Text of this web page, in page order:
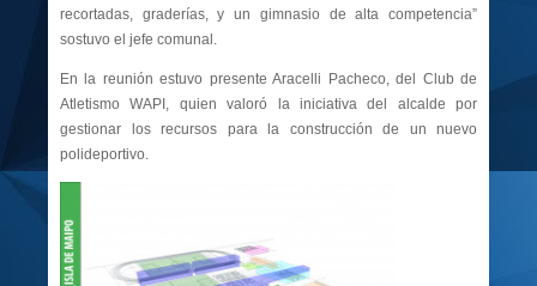
recortadas, graderías, y un gimnasio de alta competencia”
sostuvo el jefe comunal.
En la reunión estuvo presente Aracelli Pacheco, del Club de
Atletismo WAPI, quien valoró la iniciativa del alcalde por
gestionar los recursos para la construcción de un nuevo
polideportivo.